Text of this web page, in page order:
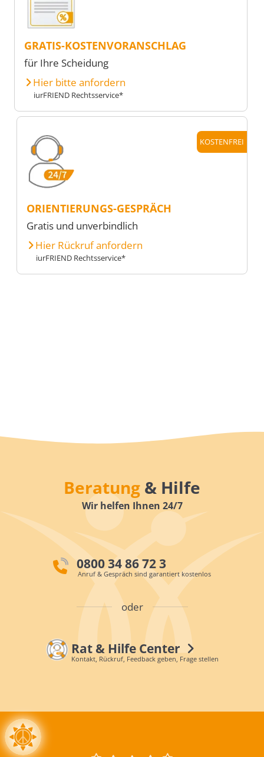
GRATIS-KOSTENVORANSCHLAG
für Ihre Scheidung
Hier bitte anfordern
iurFRIEND Rechtsservice*
KOSTENFREI
ORIENTIERUNGS-GESPRÄCH
Gratis und unverbindlich
Hier Rückruf anfordern
iurFRIEND Rechtsservice*
Beratung & Hilfe
Wir helfen Ihnen 24/7
0800 34 86 72 3
Anruf & Gespräch sind garantiert kostenlos
oder
Rat & Hilfe Center
Kontakt, Rückruf, Feedback geben, Frage stellen